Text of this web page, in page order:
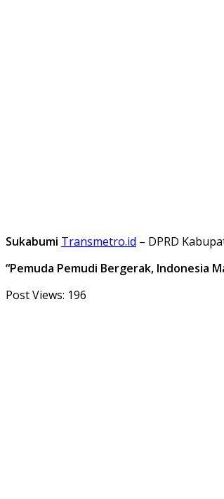
Sukabumi Transmetro.id – DPRD
“Pemuda Pemudi Bergerak, Indonesia
Post Views: 196